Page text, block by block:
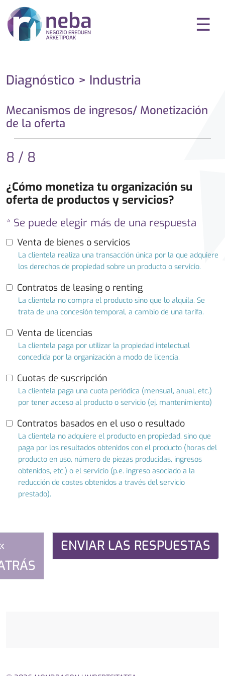
☰
Diagnóstico > Industria
Mecanismos de ingresos/ Monetización
de la oferta
8 / 8
¿Cómo monetiza tu organización su
oferta de productos y servicios?
* Se puede elegir más de una respuesta
Venta de bienes o servicios
La clientela realiza una transacción única por la que adquiere
los derechos de propiedad sobre un producto o servicio.
Contratos de leasing o renting
La clientela no compra el producto sino que lo alquila. Se
trata de una concesión temporal, a cambio de una tarifa.
Venta de licencias
La clientela paga por utilizar la propiedad intelectual
concedida por la organización a modo de licencia.
Cuotas de suscripción
La clientela paga una cuota periódica (mensual, anual, etc.)
por tener acceso al producto o servicio (ej. mantenimiento)
Contratos basados en el uso o resultado
La clientela no adquiere el producto en propiedad, sino que
paga por los resultados obtenidos con el producto (horas del
producto en uso, número de piezas producidas, ingresos
obtenidos, etc.) o el servicio (p.e. ingreso asociado a la
reducción de costes obtenidos a través del servicio
prestado).